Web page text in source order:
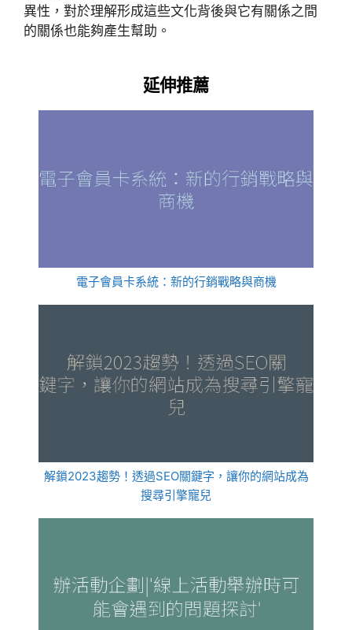
異性，對於理解形成這些文化背後與它有關係之間
的關係也能夠產生幫助。
延伸推薦
電子會員卡系統：新的行銷戰略與商機
解鎖2023趨勢！透過SEO關鍵字，讓你的網站成為
搜尋引擎寵兒